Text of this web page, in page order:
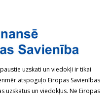
uzskati un viedokļi ir tikai
atspoguļo Eiropas Savienības
uzskatus un viedokļus. Ne Eiropas